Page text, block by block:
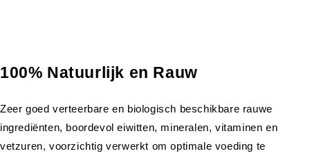
100% Natuurlijk en Rauw
Zeer goed verteerbare en biologisch beschikbare rauwe
ingrediënten, boordevol eiwitten, mineralen, vitaminen en
vetzuren, voorzichtig verwerkt om optimale voeding te